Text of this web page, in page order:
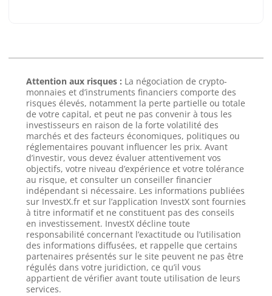
Attention aux risques : La négociation de crypto-
monnaies et d’instruments financiers comporte des
risques élevés, notamment la perte partielle ou totale
de votre capital, et peut ne pas convenir à tous les
investisseurs en raison de la forte volatilité des
marchés et des facteurs économiques, politiques ou
réglementaires pouvant influencer les prix. Avant
d’investir, vous devez évaluer attentivement vos
objectifs, votre niveau d’expérience et votre tolérance
au risque, et consulter un conseiller financier
indépendant si nécessaire. Les informations publiées
sur InvestX.fr et sur l’application InvestX sont fournies
à titre informatif et ne constituent pas des conseils
en investissement. InvestX décline toute
responsabilité concernant l’exactitude ou l’utilisation
des informations diffusées, et rappelle que certains
partenaires présentés sur le site peuvent ne pas être
régulés dans votre juridiction, ce qu’il vous
appartient de vérifier avant toute utilisation de leurs
services.